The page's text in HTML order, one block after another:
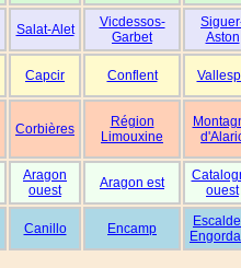
Salat-Alet
Vicdessos-
Garbet
Aston
Capcir Conflent
Corbières
Région
Limouxine
Aragon
ouest
Aragon est
ouest
Canillo Encamp